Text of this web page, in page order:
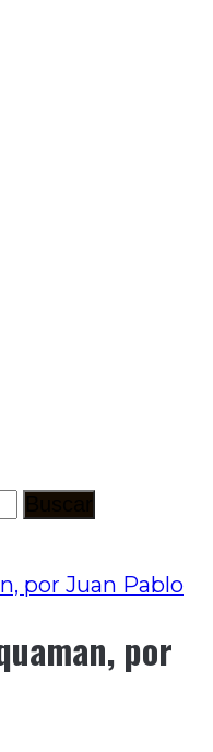
por Juan Pablo
por